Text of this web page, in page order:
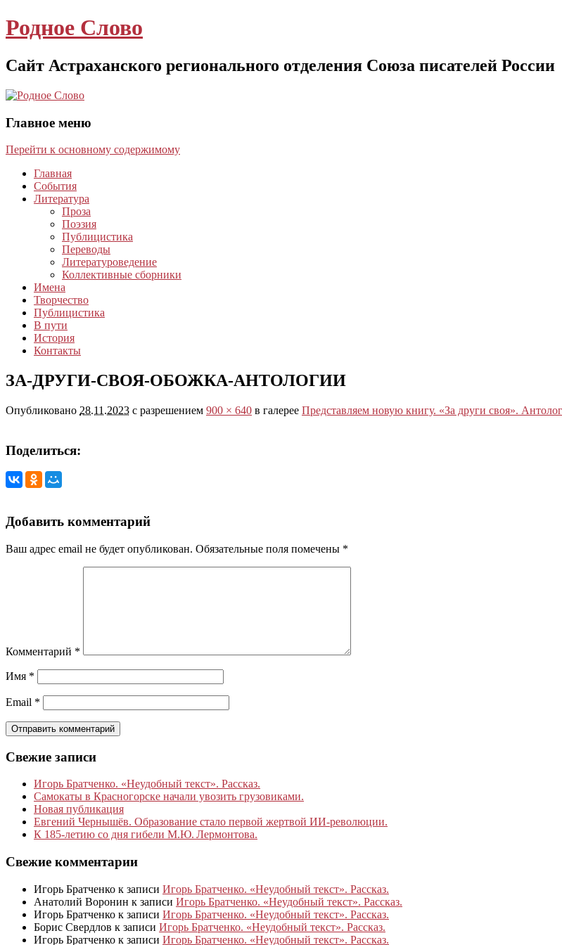
Родное Слово
Сайт Астраханского регионального отделения Союза писателей России
Главное меню
Перейти к основному содержимому
Главная
События
Литература
Проза
Поэзия
Публицистика
Переводы
Литературоведение
Коллективные сборники
Имена
Творчество
Публицистика
В пути
История
Контакты
ЗА-ДРУГИ-СВОЯ-ОБОЖКА-АНТОЛОГИИ
Опубликовано 28.11.2023 с разрешением 900 × 640 в галерее Представляем новую книгу. «За други своя».
Поделиться:
Добавить комментарий
Ваш адрес email не будет опубликован. Обязательные поля помечены *
Комментарий *
Имя *
Email *
Свежие записи
Игорь Братченко. «Неудобный текст». Рассказ.
Самокаты в Красногорске начали увозить грузовиками.
Новая публикация
Евгений Чернышёв. Образование стало первой жертвой ИИ-революции.
К 185‑летию со дня гибели М.Ю. Лермонтова.
Свежие комментарии
Игорь Братченко к записи Игорь Братченко. «Неудобный текст». Рассказ.
Анатолий Воронин к записи Игорь Братченко. «Неудобный текст». Рассказ.
Игорь Братченко к записи Игорь Братченко. «Неудобный текст». Рассказ.
Борис Свердлов к записи Игорь Братченко. «Неудобный текст». Рассказ.
Игорь Братченко к записи Игорь Братченко. «Неудобный текст». Рассказ.